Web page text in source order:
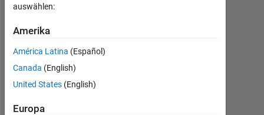
seit
0
Following:
auswählen:
Amerika
América Latina (Español)
Canada (English)
United States (English)
Europa